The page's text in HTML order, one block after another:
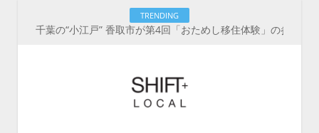
TRENDING